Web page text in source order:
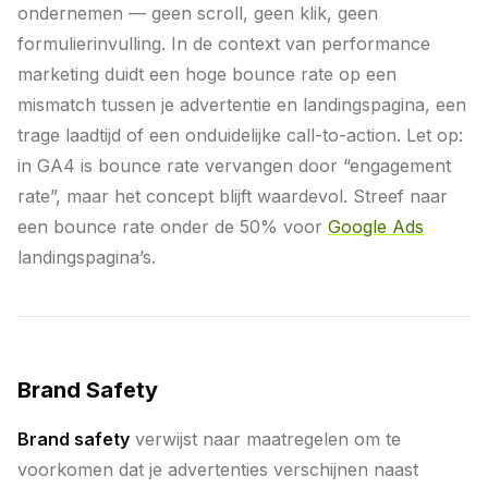
ondernemen — geen scroll, geen klik, geen
formulierinvulling. In de context van performance
marketing duidt een hoge bounce rate op een
mismatch tussen je advertentie en landingspagina, een
trage laadtijd of een onduidelijke call-to-action. Let op:
in GA4 is bounce rate vervangen door “engagement
rate”, maar het concept blijft waardevol. Streef naar
een bounce rate onder de 50% voor Google Ads
landingspagina’s.
Brand Safety
Brand safety verwijst naar maatregelen om te
voorkomen dat je advertenties verschijnen naast